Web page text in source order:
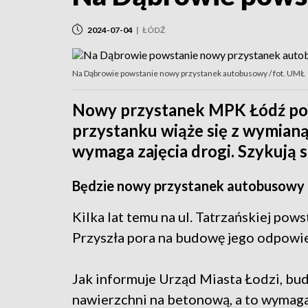
2024-07-04 | ŁÓDŹ
Na Dąbrowie powstanie nowy przystanek autobusowy / fot. UMŁ
Nowy przystanek MPK Łódź
przystanku wiąże się z
wymaga zajęcia drogi. Szykują
Będzie nowy przystanek autobusowy
Kilka lat temu na ul. Tatrzańskiej
Przyszła pora na budowę jego
Jak informuje Urząd Miasta Łodzi,
nawierzchni na betonową, a to